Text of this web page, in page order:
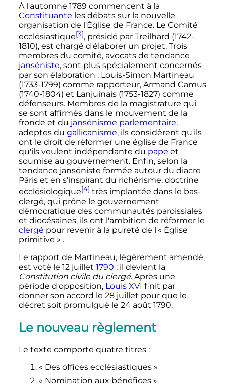
À l'automne 1789 commencent à la
Constituante les débats sur la nouvelle
organisation de l'Église de France. Le Comité
ecclésiastique[3], présidé par Treilhard (1742-
1810), est chargé d'élaborer un projet. Trois
membres du comité, avocats de tendance
janséniste, sont plus spécialement concernés
par son élaboration : Louis-Simon Martineau
(1733-1799) comme rapporteur, Armand Camus
(1740-1804) et Lanjuinais (1753-1827) comme
défenseurs. Membres de la magistrature qui
se sont affirmés dans le mouvement de la
fronde et du jansénisme parlementaire,
adeptes du gallicanisme, ils considèrent qu'ils
ont le droit de réformer une église de France
qu'ils veulent indépendante du pape et
soumise au gouvernement. Enfin, selon la
tendance janséniste formée autour du diacre
Pâris et en s'inspirant du richérisme, doctrine
ecclésiologique[4] très implantée dans le bas-
clergé, qui prône le gouvernement
démocratique des communautés paroissiales
et diocésaines, ils ont l'ambition de réformer le
clergé pour revenir à la pureté de l'« Église
primitive » .
Le rapport de Martineau, légèrement amendé,
est voté le 12 juillet 1790 : il devient la
Constitution civile du clergé. Après une
période d'opposition, Louis XVI finit par
donner son accord le 28 juillet pour que le
décret soit promulgué le 24 août 1790.
Le nouveau règlement
Le texte comporte quatre titres :
« Des offices ecclésiastiques »
« Nomination aux bénéfices »